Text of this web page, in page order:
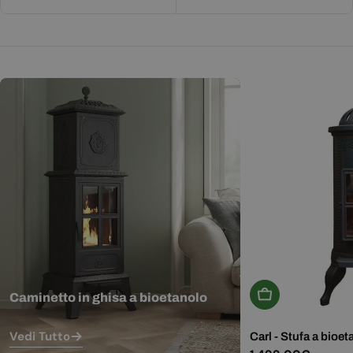
Caminetto in ghisa a bioetanolo
Vedi Tutto
Aggiungi Al
Carl - Stufa a